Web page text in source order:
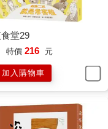
堂29
特價 216 元
加入購物車